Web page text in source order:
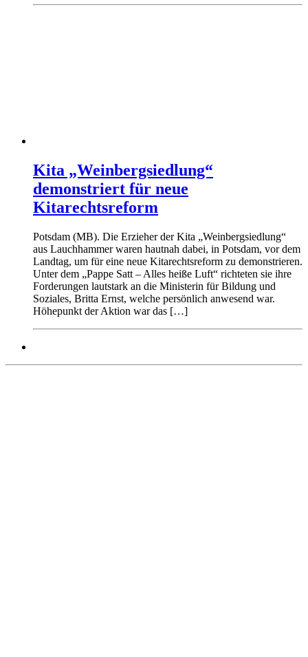
Kita „Weinbergsiedlung“
demonstriert für neue
Kitarechtsreform
Potsdam (MB). Die Erzieher der Kita „Weinbergsiedlung“
aus Lauchhammer waren hautnah dabei, in Potsdam, vor dem
Landtag, um für eine neue Kitarechtsreform zu demonstrieren.
Unter dem „Pappe Satt – Alles heiße Luft“ richteten sie ihre
Forderungen lautstark an die Ministerin für Bildung und
Soziales, Britta Ernst, welche persönlich anwesend war.
Höhepunkt der Aktion war das […]